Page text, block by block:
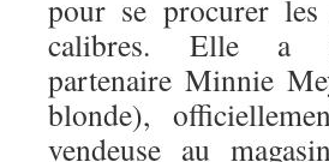
pour se procurer les
calibres. Elle a
partenaire Minnie
blonde),
vendeuse au